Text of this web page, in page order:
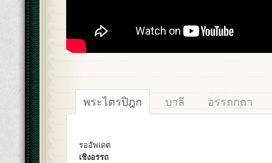
พระไตรปิฎก บาลี อรรถกถา
รออัพเดต
เชิงอรรถ